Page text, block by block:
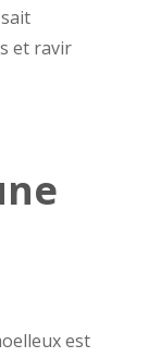
et ravir
est